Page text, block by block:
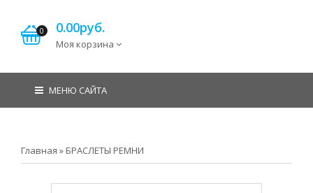
0 0.00руб.
Моя корзина
МЕНЮ САЙТА
Главная » БРАСЛЕТЫ РЕМНИ